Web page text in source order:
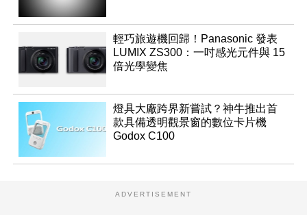
輕巧旅遊機回歸！Panasonic 發表
LUMIX ZS300：一吋感光元件與 15
倍光學變焦
燈具大廠跨界新嘗試？神牛推出首
款具備透明觀景窗的數位卡片機
Godox C100
ADVERTISEMENT